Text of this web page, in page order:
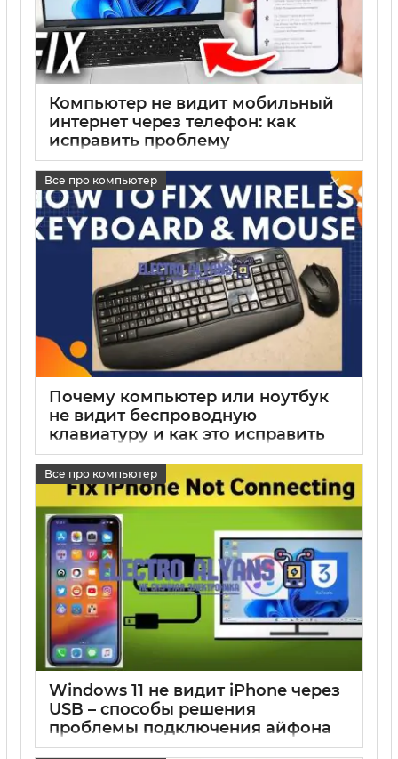
Компьютер не видит мобильный
интернет через телефон: как
исправить проблему
подключения
17 05 2025 0
Все про компьютер
Почему компьютер или ноутбук
не видит беспроводную
клавиатуру и как это исправить
Все про компьютер
Windows 11 не видит iPhone через
USB – способы решения
проблемы подключения айфона